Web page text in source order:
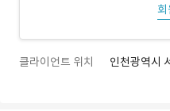
클라이언트 위치 인천광역시